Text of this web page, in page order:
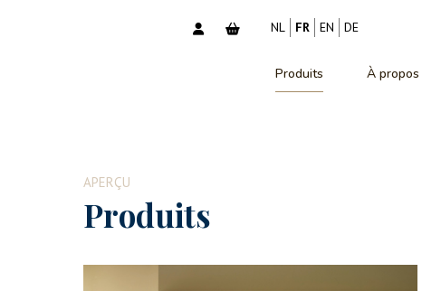
NL FR EN DE
Produits À propos
APERÇU
Produits